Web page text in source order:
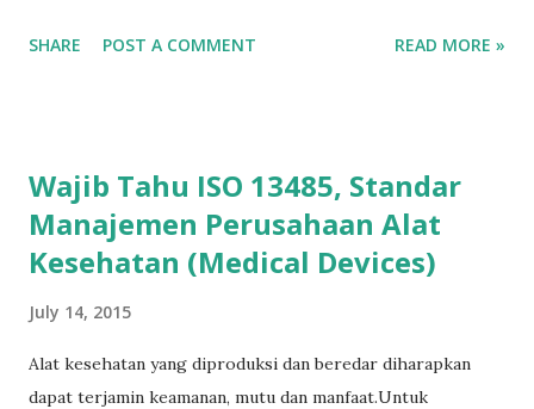
atau membuat alat-alat kesehatan. Apabila Anda berminat
Guidance for ISO13485:2016 Di bawah ini video penjesalan
perubahan atau pembaruan: Baca juga: Format Prosedur
ISO atau SOP Wajib Tahu ISO 13485, Standar Manajemen
SHARE POST A COMMENT READ MORE »
Wajib Tahu ISO 13485, Standar
Manajemen Perusahaan Alat
Kesehatan (Medical Devices)
July 14, 2015
Alat kesehatan yang diproduksi dan beredar diharapkan
dapat terjamin keamanan, mutu dan manfaat.Untuk